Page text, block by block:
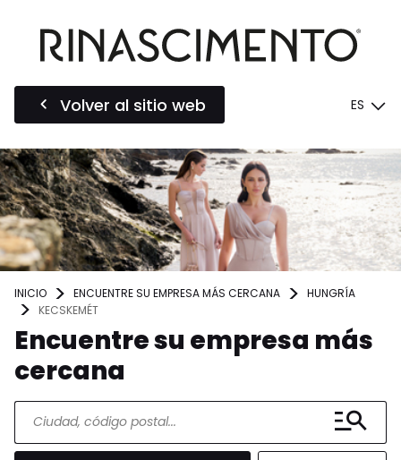
Volver al sitio web ES
INICIO ENCUENTRE SU EMPRESA MÁS CERCANA
HUNGRÍA
KECSKEMÉT
Encuentre su empresa más
cercana